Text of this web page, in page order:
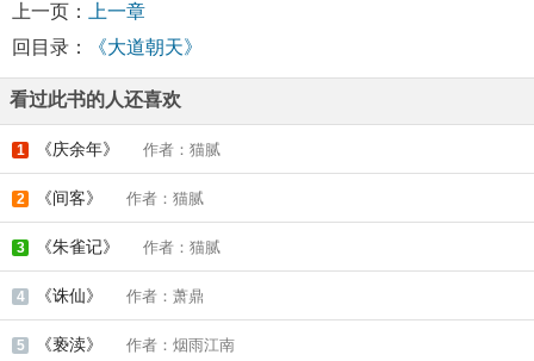
上一页：
上一章
回目录：
《大道朝天》
看过此书的人还喜欢
1 《庆余年》 作者：猫腻
2 《间客》 作者：猫腻
3 《朱雀记》 作者：猫腻
4 《诛仙》 作者：萧鼎
5 《亵渎》 作者：烟雨江南